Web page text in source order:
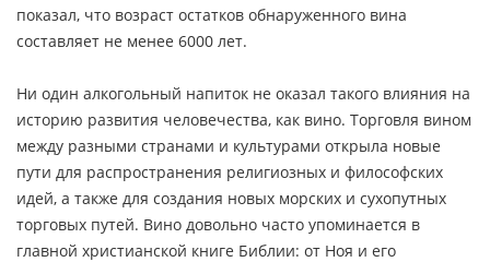
показал, что возраст остатков обнаруженного вина
составляет не менее 6000 лет.
Ни один алкогольный напиток не оказал такого влияния на
историю развития человечества, как вино. Торговля вином
между разными странами и культурами открыла новые
пути для распространения религиозных и философских
идей, а также для создания новых морских и сухопутных
торговых путей. Вино довольно часто упоминается в
главной христианской книге Библии: от Ноя и его